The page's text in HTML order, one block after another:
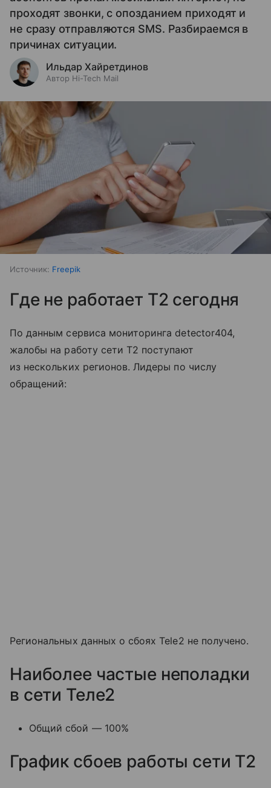
проходят звонки, с опозданием приходят и
не сразу отправляются SMS. Разбираемся в
причинах ситуации.
Ильдар Хайретдинов
Автор Hi-Tech Mail
Источник: Freepik
Где не работает T2 сегодня
По данным сервиса мониторинга detector404,
жалобы на работу сети T2 поступают
из нескольких регионов. Лидеры по числу
обращений:
Региональных данных о сбоях Tele2 не получено.
Наиболее частые неполадки
в сети Теле2
Общий сбой — 100%
График сбоев работы сети T2